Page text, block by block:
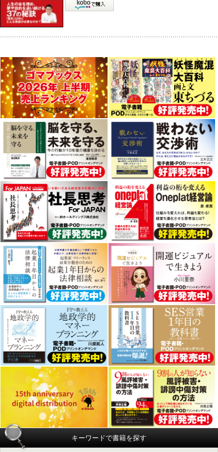
キーワードで書籍を探す